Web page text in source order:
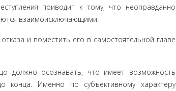
приводит к тому, что неоправданно
взаимоисключающи­ми.
и поместить его в самостоятель­ной главе
должно осознавать, что имеет возмож­ность
конца. Именно по субъективному харак­теру